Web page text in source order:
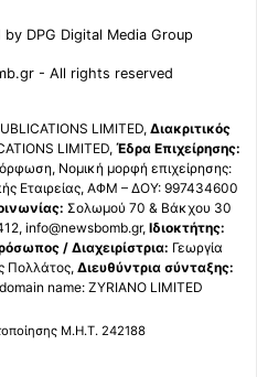
by DPG Digital Media Group
- All rights reserved
LIMITED, Διακριτικός
LIMITED, Έδρα Επιχείρησης:
Νομική μορφή επιχείρησης:
Εταιρείας, ΑΦΜ – ΔΟΥ: 997434600
Σολωμού 70 & Βάκχου 30
info@newsbomb.gr, Ιδιοκτήτης:
/ Διαχειρίστρια: Γεωργία
Πολλάτος, Διευθύντρια σύνταξης:
name: ZYRIANO LIMITED
Μ.Η.Τ. 242188